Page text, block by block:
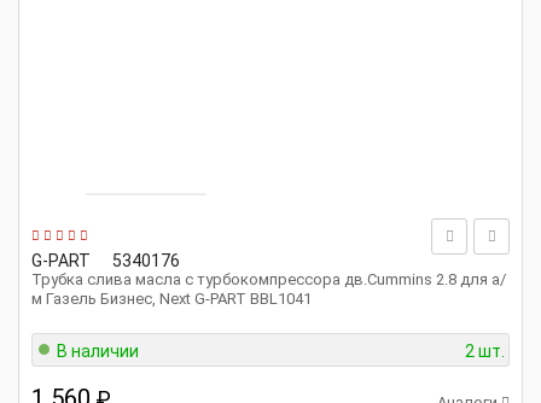
G-PART 5340176
Трубка слива масла с турбокомпрессора дв.Cummins 2.8 для а/
м Газель Бизнес, Next G-PART BBL1041
В наличии 2 шт.